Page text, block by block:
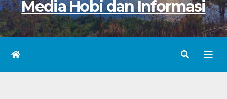
Media Hobi dan Informasi